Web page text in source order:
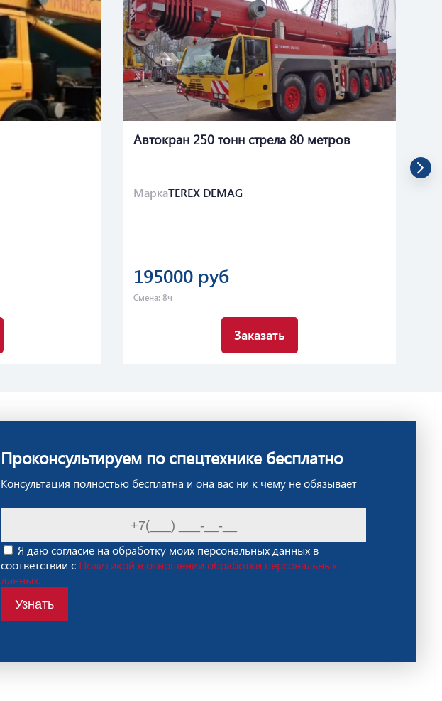
Автокран 250 тонн стрела 80 метров
МаркаTEREX DEMAG
195000 руб
Смена: 8ч
Заказать
Проконсультируем по спецтехнике бесплатно
Консультация полностью бесплатна и она вас ни к чему не обязывает
Я даю согласие на обработку моих персональных данных в
соответствии с Политикой в отношении обработки персональных
данных.
Узнать